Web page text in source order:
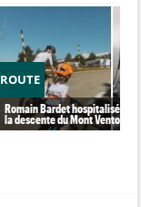
ROUTE
Romain Bardet hospitalisé
la descente du Mont Ventoux